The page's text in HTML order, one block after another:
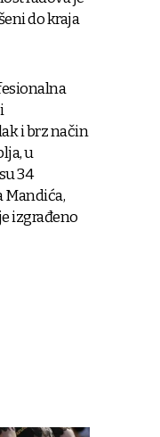
do kraja
i brz način
u
34
Mandića,
izgrađeno